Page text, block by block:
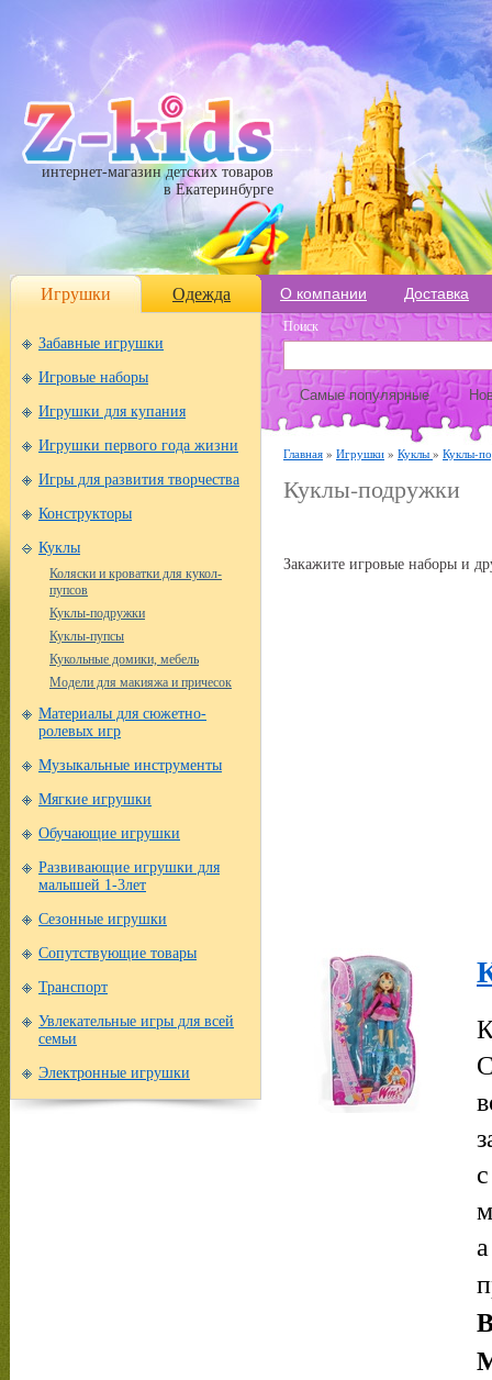
интернет-магазин детских товаров
в Екатеринбурге
Игрушки Одежда О компании Доставка
Забавные игрушки
Игровые наборы
Игрушки для купания
Игрушки первого года жизни
Игры для развития творчества
Конструкторы
Куклы
Коляски и кроватки для кукол-
пупсов
Куклы-подружки
Куклы-пупсы
Кукольные домики, мебель
Модели для макияжа и причесок
Материалы для сюжетно-
ролевых игр
Музыкальные инструменты
Мягкие игрушки
Обучающие игрушки
Развивающие игрушки для
малышей 1-3лет
Сезонные игрушки
Сопутствующие товары
Транспорт
Увлекательные игры для всей
семьи
Электронные игрушки
Поиск
Самые популярные
Главная » Игрушки » Куклы » Куклы-
Куклы-подружки
Закажите игровые наборы и